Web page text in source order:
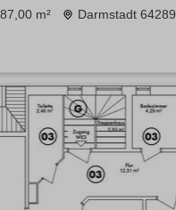
Stilvoll sanierte
m² Darmstadt 64289